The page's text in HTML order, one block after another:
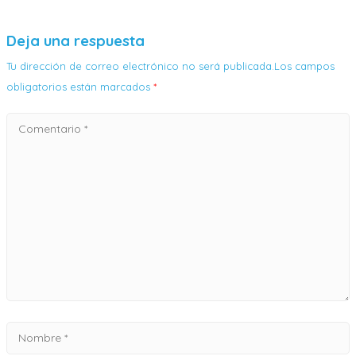
Deja una respuesta
Tu dirección de correo electrónico no será publicada.Los campos
obligatorios están marcados *